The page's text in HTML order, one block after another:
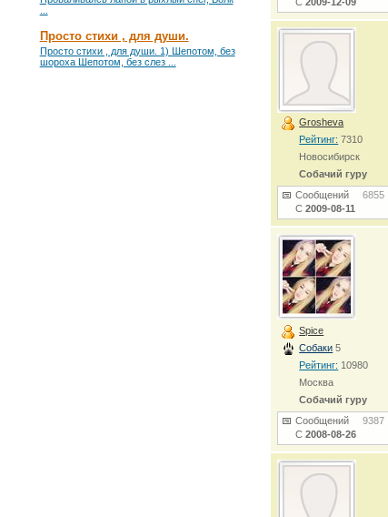
Просто стихи , для души.
Просто стихи , для души. 1) Шепотом, без
шороха Шепотом, без слез ...
Grosheva
Рейтинг: 7310
Новосибирск
Собачий гуру
Сообщений6855
С2009-08-11
Spice
Собаки 5
Рейтинг: 10980
Москва
Собачий гуру
Сообщений9387
С2008-08-26